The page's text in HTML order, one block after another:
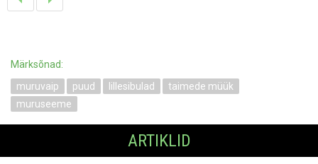
Märksõnad:
muruvaip
puud lillesibulad
taimede müük
muruseeme
ARTIKLID